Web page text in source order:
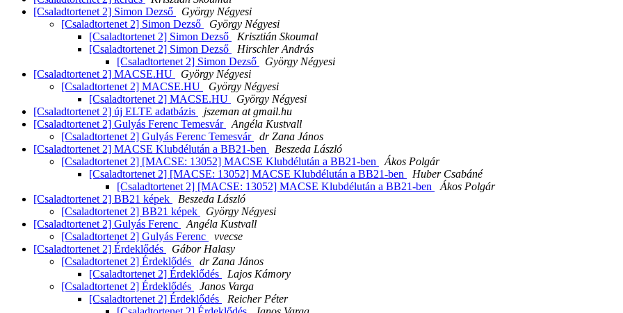
[Csaladtortenet 2] Simon Dezső
György Négyesi
[Csaladtortenet 2] Simon Dezső
György Négyesi
[Csaladtortenet 2] Simon Dezső
Krisztián Skoumal
[Csaladtortenet 2] Simon Dezső
Hirschler András
[Csaladtortenet 2] Simon Dezső
György Négyesi
[Csaladtortenet 2] MACSE.HU
György Négyesi
[Csaladtortenet 2] MACSE.HU
György Négyesi
[Csaladtortenet 2] MACSE.HU
György Négyesi
[Csaladtortenet 2] új ELTE adatbázis
jszeman at gmail.hu
[Csaladtortenet 2] Gulyás Ferenc Temesvár
Angéla Kustvall
[Csaladtortenet 2] Gulyás Ferenc Temesvár
dr Zana János
[Csaladtortenet 2] MACSE Klubdélután a BB21-ben
Beszeda László
[Csaladtortenet 2] [MACSE: 13052] MACSE Klubdélután a BB21-ben
Ákos Polgár
[Csaladtortenet 2] [MACSE: 13052] MACSE Klubdélután a BB21-ben
Huber Csabáné
[Csaladtortenet 2] [MACSE: 13052] MACSE Klubdélután a BB21-ben
Ákos Polgár
[Csaladtortenet 2] BB21 képek
Beszeda László
[Csaladtortenet 2] BB21 képek
György Négyesi
[Csaladtortenet 2] Gulyás Ferenc
Angéla Kustvall
[Csaladtortenet 2] Gulyás Ferenc
vvecse
[Csaladtortenet 2] Érdeklődés
Gábor Halasy
[Csaladtortenet 2] Érdeklődés
dr Zana János
[Csaladtortenet 2] Érdeklődés
Lajos Kámory
[Csaladtortenet 2] Érdeklődés
Janos Varga
[Csaladtortenet 2] Érdeklődés
Reicher Péter